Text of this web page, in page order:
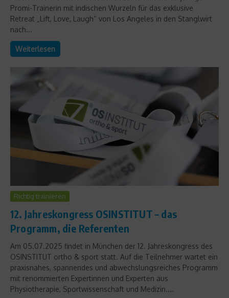
Promi-Trainerin mit indischen Wurzeln für das exklusive
Retreat „Lift, Love, Laugh“ von Los Angeles in den Stanglwirt
nach...
Weiterlesen
Richtig trainieren
12. Jahreskongress OSINSTITUT – das
Programm, die Referenten
Am 05.07.2025 findet in München der 12. Jahreskongress des
OSINSTITUT ortho & sport statt. Auf die Teilnehmer wartet ein
praxisnahes, spannendes und abwechslungsreiches Programm
mit renommierten Expertinnen und Experten aus
Physiotherapie, Sportwissenschaft und Medizin....